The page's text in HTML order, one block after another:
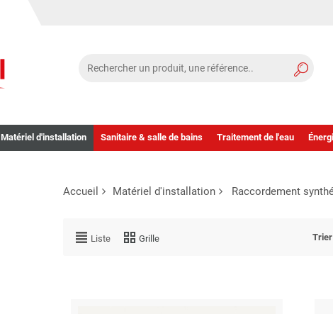
Matériel d'installation Sanitaire & salle de bains Traitement de l'eau
Accueil Matériel d'installation Raccordement
Liste Grille